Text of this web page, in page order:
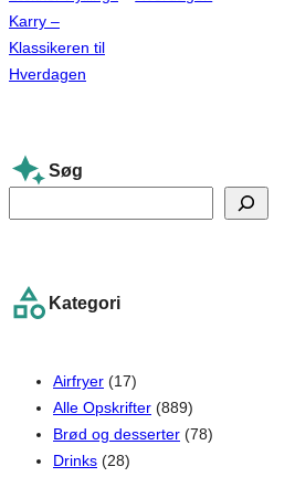
Søg
e
c
Kategori
Airfryer (17)
Alle Opskrifter (889)
Brød og desserter (78)
Drinks (28)